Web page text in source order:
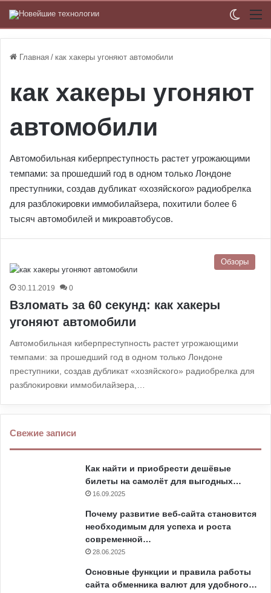
Главная / как хакеры угоняют автомобили
как хакеры угоняют
автомобили
Автомобильная киберпреступность растет угрожающими
темпами: за прошедший год в одном только Лондоне
преступники, создав дубликат «хозяйского» радиобрелка
для разблокировки иммобилайзера, похитили более 6
тысяч автомобилей и микроавтобусов.
Обзоры
30.11.2019 0
Взломать за 60 секунд: как хакеры
угоняют автомобили
Автомобильная киберпреступность растет угрожающими
темпами: за прошедший год в одном только Лондоне
преступники, создав дубликат «хозяйского» радиобрелка для
разблокировки иммобилайзера,…
Свежие записи
Как найти и приобрести дешёвые
билеты на самолёт для выгодных…
16.09.2025
Почему развитие веб-сайта становится
необходимым для успеха и роста
современной…
28.06.2025
Основные функции и правила работы
сайта обменника валют для удобного…